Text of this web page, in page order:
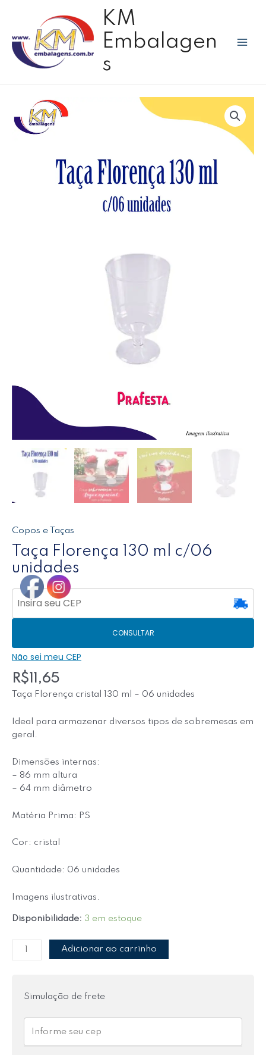
conteúdo
KM
Embalagen
s
Copos e Taças
Taça Florença 130 ml c/06
unidades
CONSULTAR
Não sei meu CEP
R$ 11,65
Taça Florença cristal 130 ml – 06 unidades
Ideal para armazenar diversos tipos de sobremesas em
geral.
Dimensões internas:
– 86 mm altura
– 64 mm diâmetro
Matéria Prima: PS
Cor: cristal
Quantidade: 06 unidades
Imagens ilustrativas.
Disponibilidade: 3 em estoque
Florença
130
quantidade
Adicionar ao carrinho
Simulação de frete